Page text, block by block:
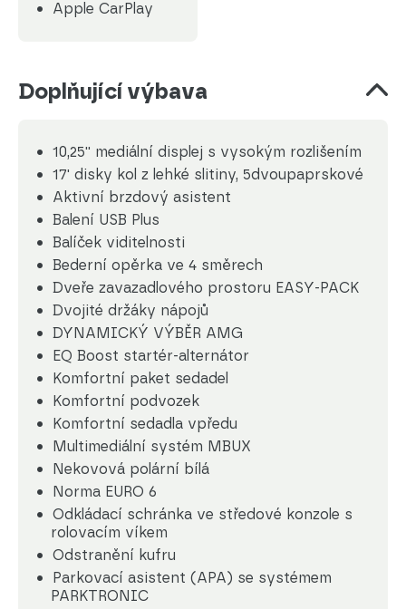
Apple CarPlay
Doplňující výbava
10,25'' mediální displej s vysokým rozlišením
17' disky kol z lehké slitiny, 5dvoupaprskové
Aktivní brzdový asistent
Balení USB Plus
Balíček viditelnosti
Bederní opěrka ve 4 směrech
Dveře zavazadlového prostoru EASY-PACK
Dvojité držáky nápojů
DYNAMICKÝ VÝBĚR AMG
EQ Boost startér-alternátor
Komfortní paket sedadel
Komfortní podvozek
Komfortní sedadla vpředu
Multimediální systém MBUX
Nekovová polární bílá
Norma EURO 6
Odkládací schránka ve středové konzole s
rolovacím víkem
Odstranění kufru
Parkovací asistent (APA) se systémem
PARKTRONIC